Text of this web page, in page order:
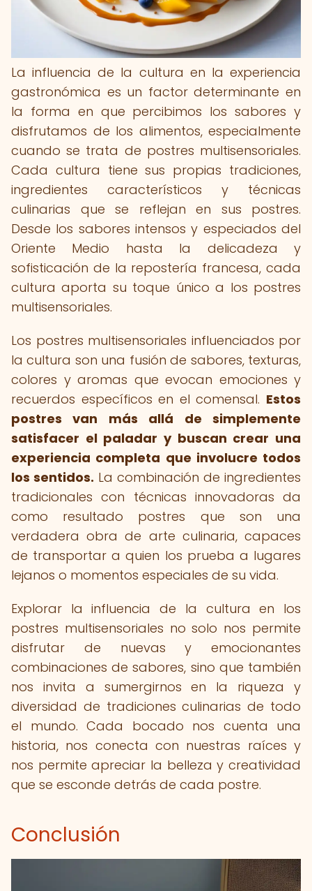
La influencia de la cultura en la experiencia
gastronómica es un factor determinante en
la forma en que percibimos los sabores y
disfrutamos de los alimentos, especialmente
cuando se trata de postres multisensoriales.
Cada cultura tiene sus propias tradiciones,
ingredientes característicos y técnicas
culinarias que se reflejan en sus postres.
Desde los sabores intensos y especiados del
Oriente Medio hasta la delicadeza y
sofisticación de la repostería francesa, cada
cultura aporta su toque único a los postres
multisensoriales.
Los postres multisensoriales influenciados por
la cultura son una fusión de sabores, texturas,
colores y aromas que evocan emociones y
recuerdos específicos en el comensal. Estos
postres van más allá de simplemente
satisfacer el paladar y buscan crear una
experiencia completa que involucre todos
los sentidos. La combinación de ingredientes
tradicionales con técnicas innovadoras da
como resultado postres que son una
verdadera obra de arte culinaria, capaces
de transportar a quien los prueba a lugares
lejanos o momentos especiales de su vida.
Explorar la influencia de la cultura en los
postres multisensoriales no solo nos permite
disfrutar de nuevas y emocionantes
combinaciones de sabores, sino que también
nos invita a sumergirnos en la riqueza y
diversidad de tradiciones culinarias de todo
el mundo. Cada bocado nos cuenta una
historia, nos conecta con nuestras raíces y
nos permite apreciar la belleza y creatividad
que se esconde detrás de cada postre.
Conclusión